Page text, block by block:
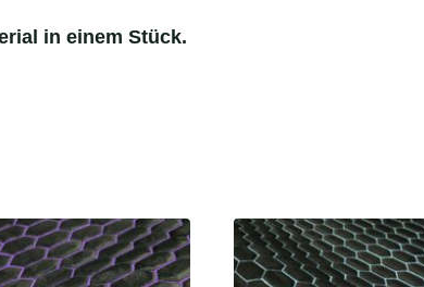
in einem Stück.